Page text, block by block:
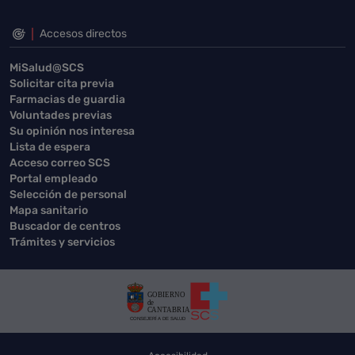
Accesos directos
MiSalud@SCS
Solicitar cita previa
Farmacias de guardia
Voluntades previas
Su opinión nos interesa
Lista de espera
Acceso correo SCS
Portal empleado
Selección de personal
Mapa sanitario
Buscador de centros
Trámites y servicios